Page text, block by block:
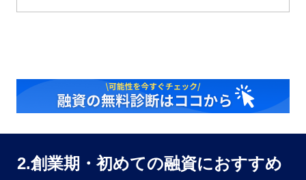
2.創業期・初めての融資におすすめ